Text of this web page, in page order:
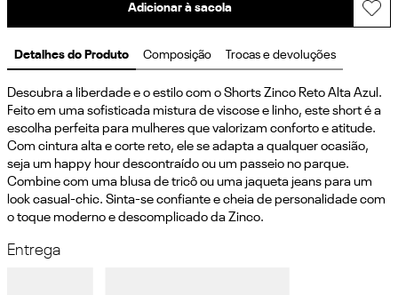
Adicionar à sacola
Detalhes do Produto Composição Trocas e devoluções
Descubra a liberdade e o estilo com o Shorts Zinco Reto Alta Azul.
Feito em uma sofisticada mistura de viscose e linho, este short é a
escolha perfeita para mulheres que valorizam conforto e atitude.
Com cintura alta e corte reto, ele se adapta a qualquer ocasião,
seja um happy hour descontraído ou um passeio no parque.
Combine com uma blusa de tricô ou uma jaqueta jeans para um
look casual-chic. Sinta-se confiante e cheia de personalidade com
o toque moderno e descomplicado da Zinco.
Entrega